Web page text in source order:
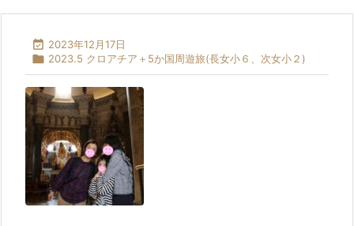
 2023年12月17日
 2023.5 クロアチア＋5か国周遊旅(長女小６、次女小２)